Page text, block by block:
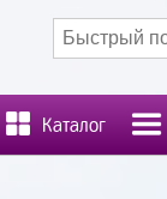
Каталог